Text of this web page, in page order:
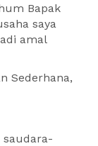
Bapak
saya
amal
Sederhana,
saudara-